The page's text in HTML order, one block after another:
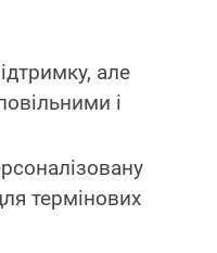
але
і
термінових